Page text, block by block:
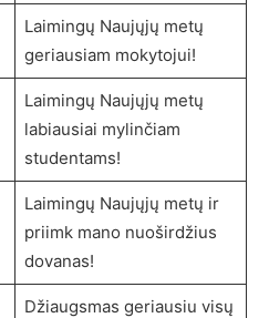
Laimingų Naujųjų metų
geriausiam mokytojui!
Laimingų Naujųjų metų
labiausiai mylinčiam
studentams!
Laimingų Naujųjų metų ir
priimk mano nuoširdžius
dovanas!
Džiaugsmas geriausiu visų